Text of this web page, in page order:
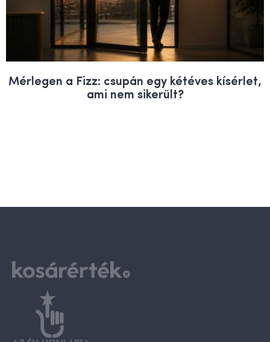
Mérlegen a Fizz: csupán egy kétéves kísérlet,
ami nem sikerült?